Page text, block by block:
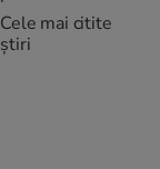
Cele mai citite
știri